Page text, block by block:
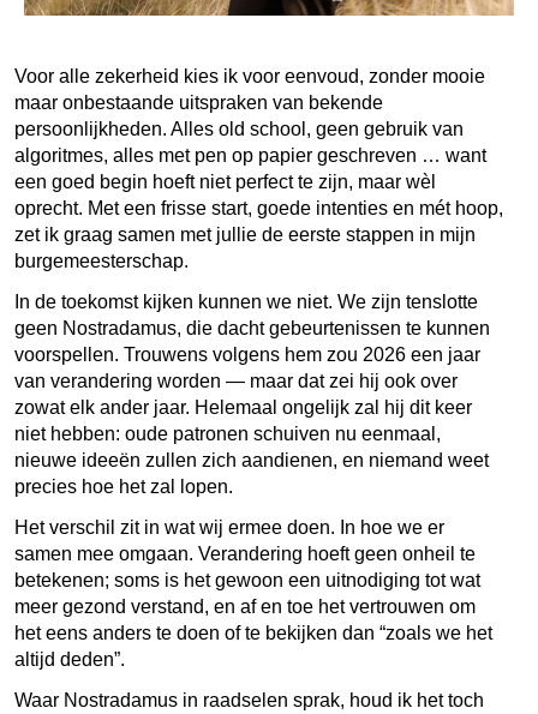
Voor alle zekerheid kies ik voor eenvoud, zonder mooie
maar onbestaande uitspraken van bekende
persoonlijkheden. Alles old school, geen gebruik van
algoritmes, alles met pen op papier geschreven … want
een goed begin hoeft niet perfect te zijn, maar wèl
oprecht. Met een frisse start, goede intenties en mét hoop,
zet ik graag samen met jullie de eerste stappen in mijn
burgemeesterschap.
In de toekomst kijken kunnen we niet. We zijn tenslotte
geen Nostradamus, die dacht gebeurtenissen te kunnen
voorspellen. Trouwens volgens hem zou 2026 een jaar
van verandering worden — maar dat zei hij ook over
zowat elk ander jaar. Helemaal ongelijk zal hij dit keer
niet hebben: oude patronen schuiven nu eenmaal,
nieuwe ideeën zullen zich aandienen, en niemand weet
precies hoe het zal lopen.
Het verschil zit in wat wij ermee doen. In hoe we er
samen mee omgaan. Verandering hoeft geen onheil te
betekenen; soms is het gewoon een uitnodiging tot wat
meer gezond verstand, en af en toe het vertrouwen om
het eens anders te doen of te bekijken dan “zoals we het
altijd deden”.
Waar Nostradamus in raadselen sprak, houd ik het toch